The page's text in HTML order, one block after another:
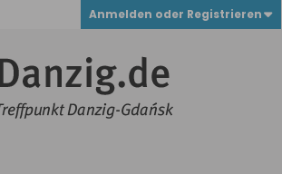
Anmelden oder Registrieren